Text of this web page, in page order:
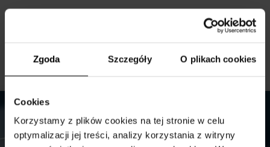
Zgoda Szczegóły O plikach cookies
Cookies
Korzystamy z plików cookies na tej stronie w celu
optymalizacji jej treści, analizy korzystania z witryny
wybrać zaufanego partnera w budowie przewagi
Przeczytaj wpis